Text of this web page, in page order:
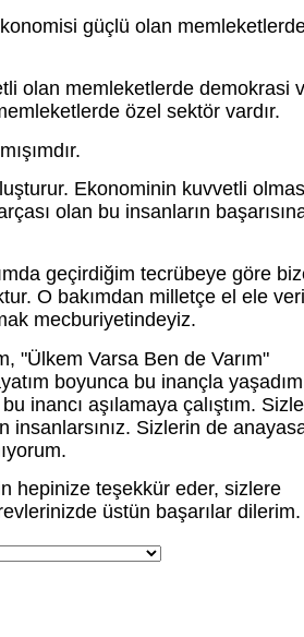
güçlü olan
olan memleketlerde demokrasi
özel sektör vardır.
Ekonominin kuvvetli
olan bu insanların
geçirdiğim tecrübeye göre
O bakımdan milletçe el ele
mecburiyetindeyiz.
"Ülkem Varsa Ben de Varım"
boyunca bu inançla
inancı aşılamaya çalıştım.
insanlarsınız. Sizlerin de
hepinize teşekkür eder, sizlere
üstün başarılar dilerim.